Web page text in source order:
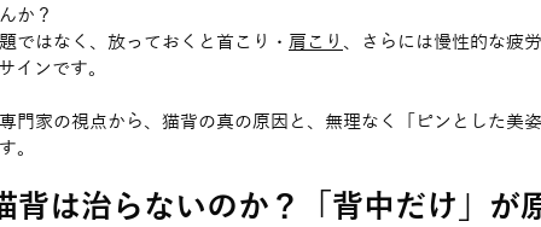
か？
ではなく、放っておくと首こり・ 肩こり 、さらには慢性的な疲
インです。
門家の視点から、猫背の真の原因と、無理なく「ピンとした美
。
背は治らないのか？「背中だけ」が